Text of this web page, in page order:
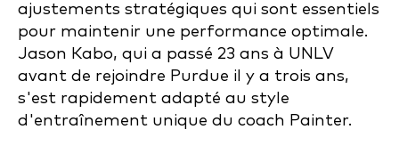
ajustements stratégiques qui sont essentiels
pour maintenir une performance optimale.
Jason Kabo, qui a passé 23 ans à UNLV
avant de rejoindre Purdue il y a trois ans,
s'est rapidement adapté au style
d'entraînement unique du coach Painter.